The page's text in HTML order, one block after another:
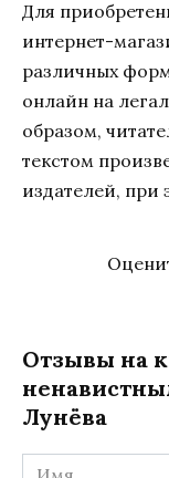
Для
интернет-
различных
онлайн на
образом,
текстом
издателей, при
Отзывы на
Лунёва
Имя